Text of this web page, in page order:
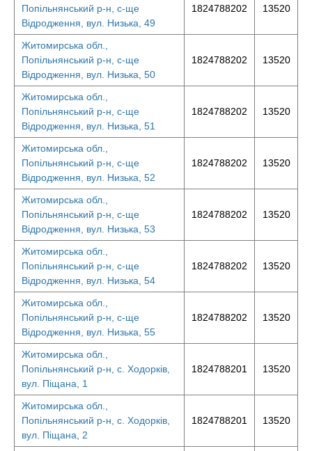
Попільнянський р-н, с-ще
Відродження, вул. Низька, 49
1824788202 13520
Житомирська обл.,
Попільнянський р-н, с-ще
Відродження, вул. Низька, 50
1824788202 13520
Житомирська обл.,
Попільнянський р-н, с-ще
Відродження, вул. Низька, 51
1824788202 13520
Житомирська обл.,
Попільнянський р-н, с-ще
Відродження, вул. Низька, 52
1824788202 13520
Житомирська обл.,
Попільнянський р-н, с-ще
Відродження, вул. Низька, 53
1824788202 13520
Житомирська обл.,
Попільнянський р-н, с-ще
Відродження, вул. Низька, 54
1824788202 13520
Житомирська обл.,
Попільнянський р-н, с-ще
Відродження, вул. Низька, 55
1824788202 13520
Житомирська обл.,
Попільнянський р-н, с. Ходорків,
вул. Піщана, 1
1824788201 13520
Житомирська обл.,
Попільнянський р-н, с. Ходорків,
вул. Піщана, 2
1824788201 13520